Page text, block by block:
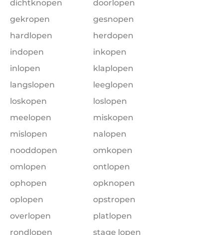
dichtknopen
doorlopen
gekropen
gesnopen
hardlopen
herdopen
indopen
inkopen
inlopen
klaplopen
langslopen
leeglopen
loskopen
loslopen
meelopen
miskopen
mislopen
nalopen
nooddopen
omkopen
omlopen
ontlopen
ophopen
opknopen
oplopen
opstropen
overlopen
platlopen
rondlopen
stage lopen